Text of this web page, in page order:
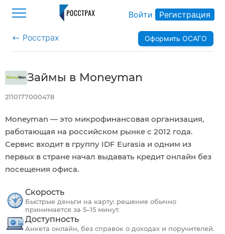
Войти Регистрация
Росстрах
> Оформить ОСАГО
Займы в Moneyman
2110177000478
Moneyman — это микрофинансовая организация,
работающая на российском рынке с 2012 года.
Сервис входит в группу IDF Eurasia и одним из
первых в стране начал выдавать кредит онлайн без
посещения офиса.
Скорость
Быстрые деньги на карту: решение обычно
принимается за 5–15 минут.
Доступность
Анкета онлайн, без справок о доходах и поручителей.